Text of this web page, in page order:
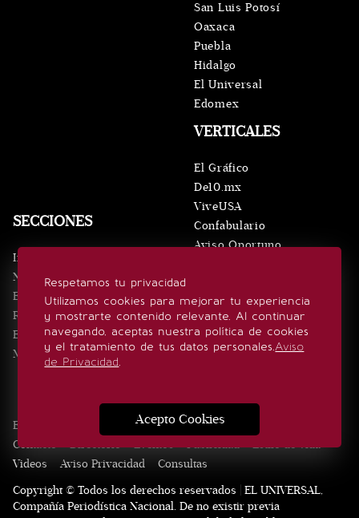
Respetamos tu privacidad
Utilizamos cookies para mejorar tu experiencia
y mostrarte contenido relevante. Al continuar
navegando, aceptas nuestra política de cookies
y el tratamiento de tus datos personales.Aviso
de Privacidad.
Acepto Cookies
SECCIONES
Inicio
Noticias
Eventos
Realeza
Estilo de vida
Minuto x Minuto
VERTICALES
El Gráfico
De10.mx
ViveUSA
Confabulario
Aviso Oportuno
San Luis Potosí
Oaxaca
Puebla
Hidalgo
El Universal
Edomex
SÍGUENOS
Edición Impresa Noticias Quiénes somos
Contacto
Directorio Eventos Publicidad
Estilo de vida
Videos
Aviso Privacidad
Consultas
Copyright © Todos los derechos reservados | EL UNIVERSAL,
Compañía Periodística Nacional. De no existir previa